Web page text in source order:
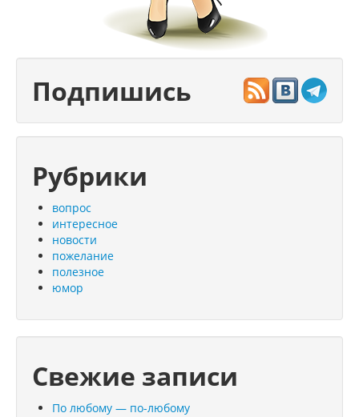
Подпишись
Рубрики
вопрос
интересное
новости
пожелание
полезное
юмор
Свежие записи
По любому — по-любому